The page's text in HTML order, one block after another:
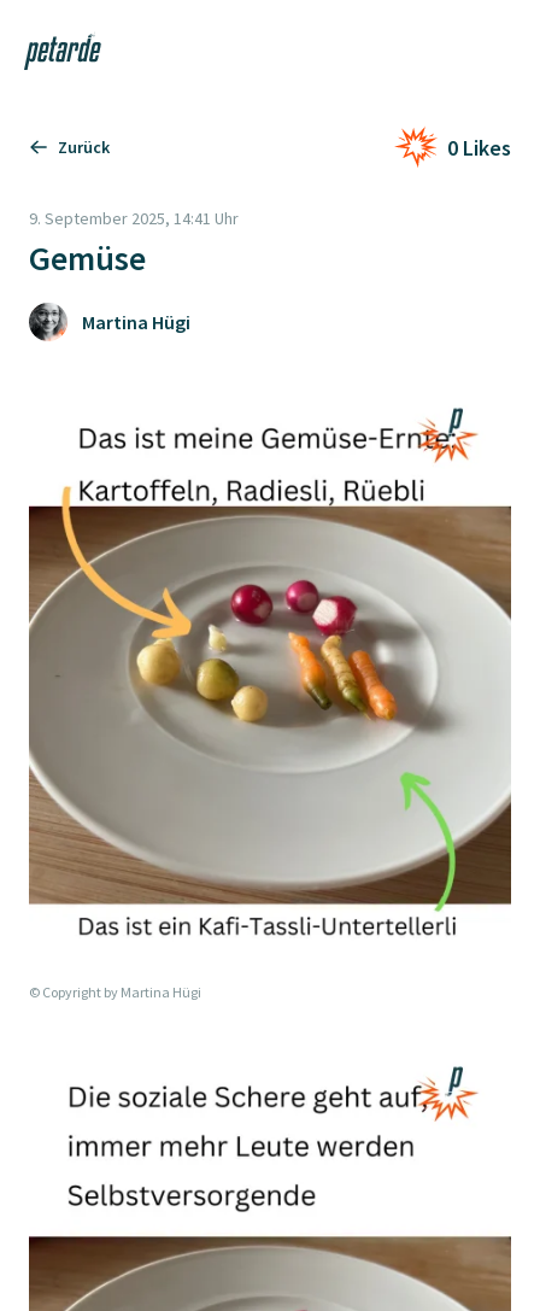
Zur Startseite
Zurück 0 Likes
9. September 2025, 14:41 Uhr
Gemüse
Martina Hügi
© Copyright by Martina Hügi